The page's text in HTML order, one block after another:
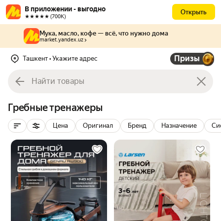
В приложении - выгодно
★★★★★ (700К)
Открыть
Мука, масло, кофе — всё, что нужно дома
market.yandex.uz
Ташкент • Укажите адрес Призы
Гребные тренажеры
Цена Оригинал Бренд Назначение